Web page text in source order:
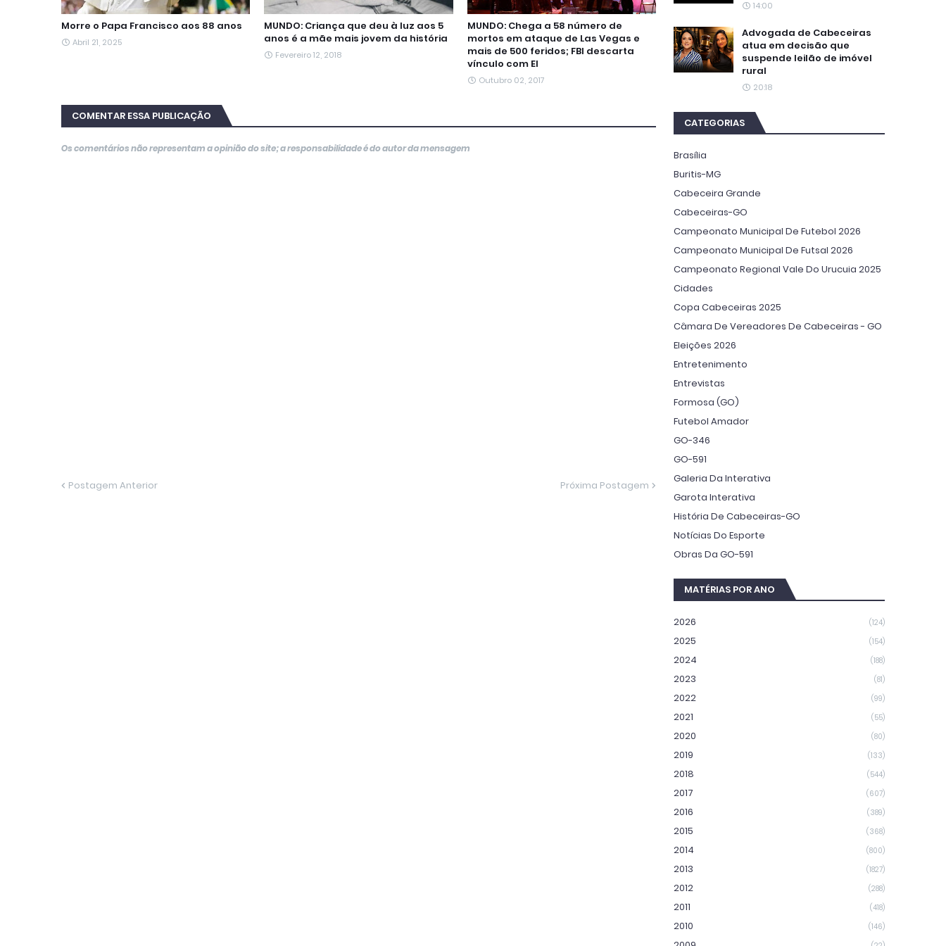
Morre o Papa Francisco aos 88 anos
Abril 21, 2025
MUNDO: Criança que deu à luz aos 5
anos é a mãe mais jovem da história
Fevereiro 12, 2018
MUNDO: Chega a 58 número de
mortos em ataque de Las Vegas e
mais de 500 feridos; FBI descarta
vínculo com EI
Outubro 02, 2017
COMENTAR ESSA PUBLICAÇÃO
Os comentários não representam a opinião do site; a responsabilidade é do autor da mensagem
Postagem Anterior Próxima Postagem
14:00
Advogada de Cabeceiras
atua em decisão que
suspende leilão de imóvel
rural
20:18
CATEGORIAS
Brasília
Buritis-MG
Cabeceira Grande
Cabeceiras-GO
Campeonato Municipal De Futebol 2026
Campeonato Municipal De Futsal 2026
Campeonato Regional Vale Do Urucuia 2025
Cidades
Copa Cabeceiras 2025
Câmara De Vereadores De Cabeceiras - GO
Eleições 2026
Entretenimento
Entrevistas
Formosa (GO)
Futebol Amador
GO-346
GO-591
Galeria Da Interativa
Garota Interativa
História De Cabeceiras-GO
Notícias Do Esporte
Obras Da GO-591
MATÉRIAS POR ANO
2026 (124)
2025 (154)
2024 (188)
2023 (81)
2022 (99)
2021 (55)
2020 (80)
2019 (133)
2018 (544)
2017 (607)
2016 (389)
2015 (368)
2014 (800)
2013 (1827)
2012 (288)
2011 (418)
2010 (146)